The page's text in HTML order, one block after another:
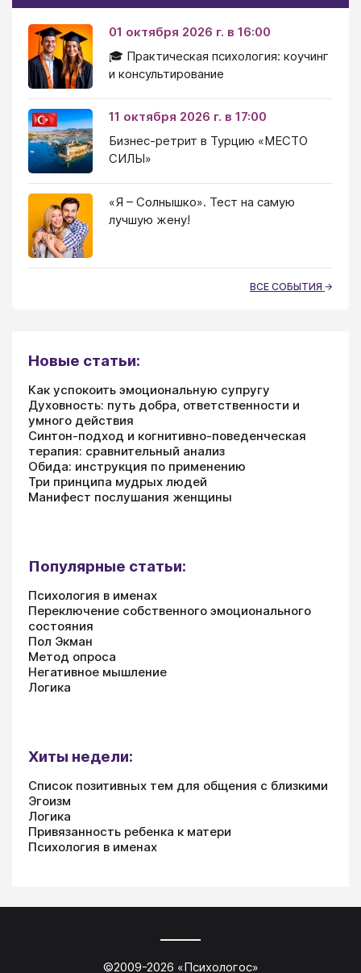
01 октября 2026 г. в 16:00
🎓 Практическая психология: коучинг
и консультирование
11 октября 2026 г. в 17:00
Бизнес-ретрит в Турцию «МЕСТО
СИЛЫ»
«Я – Солнышко». Тест на самую
лучшую жену!
ВСЕ СОБЫТИЯ
Новые статьи:
Как успокоить эмоциональную супругу
Духовность: путь добра, ответственности и
умного действия
Синтон-подход и когнитивно-поведенческая
терапия: сравнительный анализ
Обида: инструкция по применению
Три принципа мудрых людей
Манифест послушания женщины
Популярные статьи:
Психология в именах
Переключение собственного эмоционального
состояния
Пол Экман
Метод опроса
Негативное мышление
Логика
Хиты недели:
Список позитивных тем для общения с близкими
Эгоизм
Логика
Привязанность ребенка к матери
Психология в именах
©2009-2026 «Психологос»